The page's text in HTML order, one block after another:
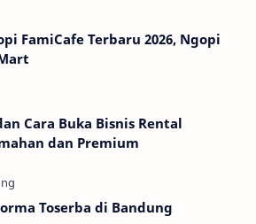
FamiCafe Terbaru 2026, Ngopi
Cara Buka Bisnis Rental
dan Premium
Toserba di Bandung